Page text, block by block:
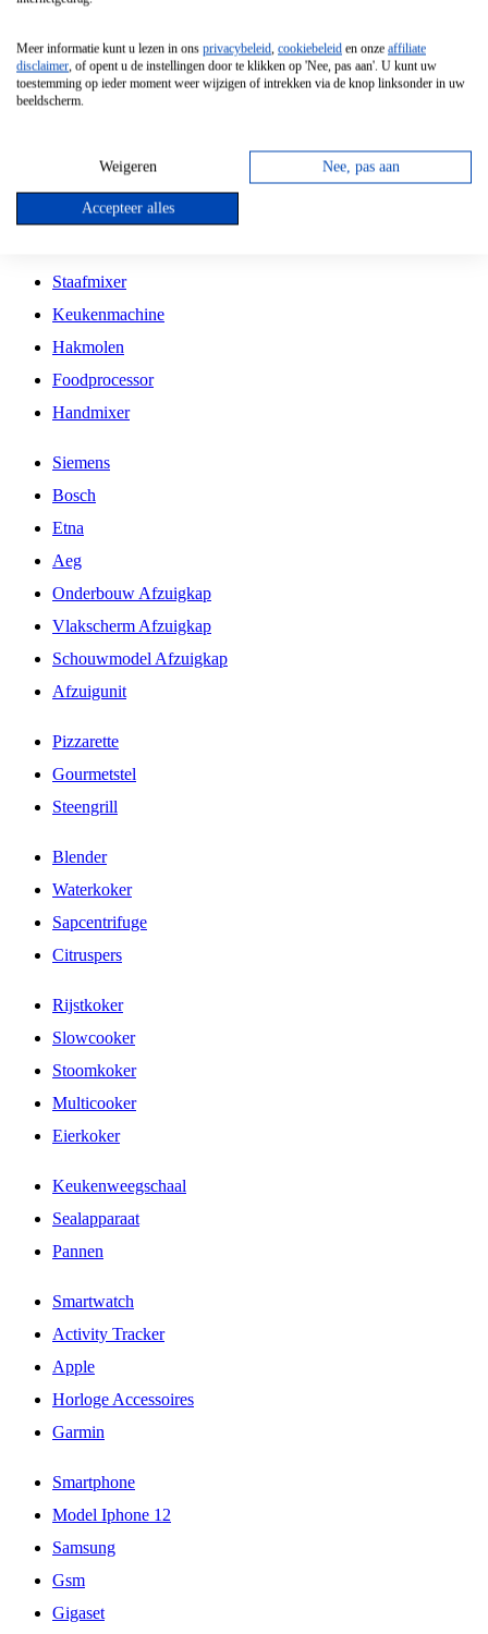
Vrijstaande Magnetron
Vrijstaande Kookplaat
Inbouw Gaskookplaat
Inbouw Keramische Kookplaat
Kookplaat Accessoires
Staafmixer
Keukenmachine
Hakmolen
Foodprocessor
Handmixer
Siemens
Bosch
Etna
Aeg
Onderbouw Afzuigkap
Vlakscherm Afzuigkap
Schouwmodel Afzuigkap
Afzuigunit
Pizzarette
Gourmetstel
Steengrill
Blender
Waterkoker
Sapcentrifuge
Citruspers
Rijstkoker
Slowcooker
Stoomkoker
Multicooker
Eierkoker
Keukenweegschaal
Sealapparaat
Pannen
Smartwatch
Activity Tracker
Apple
Horloge Accessoires
Garmin
Smartphone
Model Iphone 12
Samsung
Gsm
Gigaset
Meer informatie kunt u lezen in ons privacybeleid, cookiebeleid en onze affiliate
disclaimer, of opent u de instellingen door te klikken op 'Nee, pas aan'. U kunt uw
toestemming op ieder moment weer wijzigen of intrekken via de knop linksonder in uw
beeldscherm.
Weigeren Nee, pas aan
Accepteer alles